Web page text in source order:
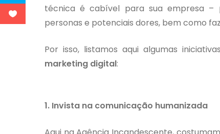
técnica é cabível para sua empresa –
personas e potenciais dores, bem como
Por isso, listamos aqui algumas
marketing digital:
1. Invista na comunicação humanizada